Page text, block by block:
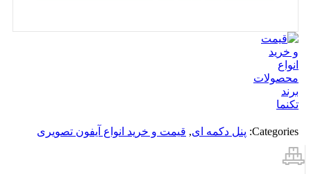
Categories: پنل دکمه‌ ای, قیمت و خرید انواع آیفون تصویری